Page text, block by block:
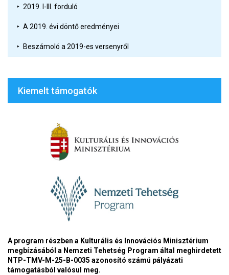
2019. I-III. forduló
A 2019. évi döntő eredményei
Beszámoló a 2019-es versenyről
Kiemelt támogatók
A program részben a Kulturális és Innovációs Minisztérium
megbízásából a Nemzeti Tehetség Program által meghirdetett
NTP-TMV-M-25-B-0035 azonosító számú pályázati
támogatásból valósul meg.